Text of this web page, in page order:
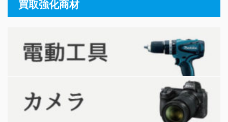
買取強化商材